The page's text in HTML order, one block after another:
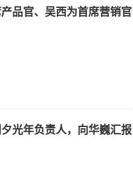
品官、吴西为首席营销官
光年负责人，向华巍汇报